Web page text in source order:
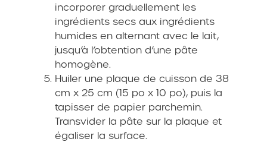
incorporer graduellement les
ingrédients secs aux ingrédients
humides en alternant avec le lait,
jusqu’à l’obtention d’une pâte
homogène.
Huiler une plaque de cuisson de 38
cm x 25 cm (15 po x 10 po), puis la
tapisser de papier parchemin.
Transvider la pâte sur la plaque et
égaliser la surface.